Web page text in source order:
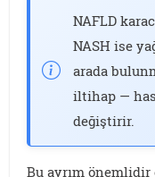
NAFLD
NASH ise
arada
iltihap —
değiştirir.
Bu ayrım